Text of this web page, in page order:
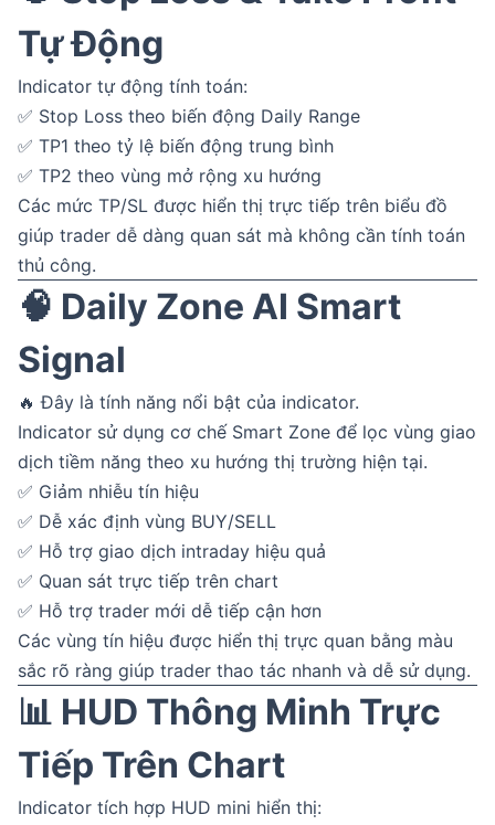
Tự Động
Indicator tự động tính toán:
✅ Stop Loss theo biến động Daily Range
✅ TP1 theo tỷ lệ biến động trung bình
✅ TP2 theo vùng mở rộng xu hướng
Các mức TP/SL được hiển thị trực tiếp trên biểu đồ
giúp trader dễ dàng quan sát mà không cần tính toán
thủ công.
🧠 Daily Zone AI Smart
Signal
🔥 Đây là tính năng nổi bật của indicator.
Indicator sử dụng cơ chế Smart Zone để lọc vùng giao
dịch tiềm năng theo xu hướng thị trường hiện tại.
✅ Giảm nhiễu tín hiệu
✅ Dễ xác định vùng BUY/SELL
✅ Hỗ trợ giao dịch intraday hiệu quả
✅ Quan sát trực tiếp trên chart
✅ Hỗ trợ trader mới dễ tiếp cận hơn
Các vùng tín hiệu được hiển thị trực quan bằng màu
sắc rõ ràng giúp trader thao tác nhanh và dễ sử dụng.
📊 HUD Thông Minh Trực
Tiếp Trên Chart
Indicator tích hợp HUD mini hiển thị: